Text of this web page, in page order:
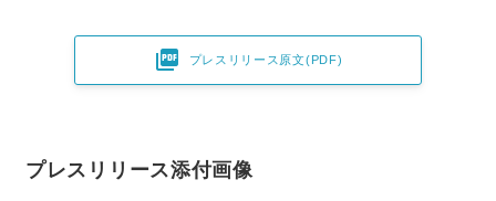
 プレスリリース原文(PDF)
プレスリリース添付画像